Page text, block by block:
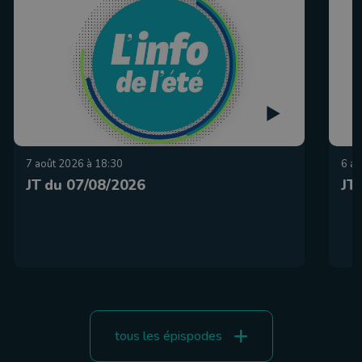
7 août 2026 à 18:30
JT du 07/08/2026
6
JT
tous les épispodes